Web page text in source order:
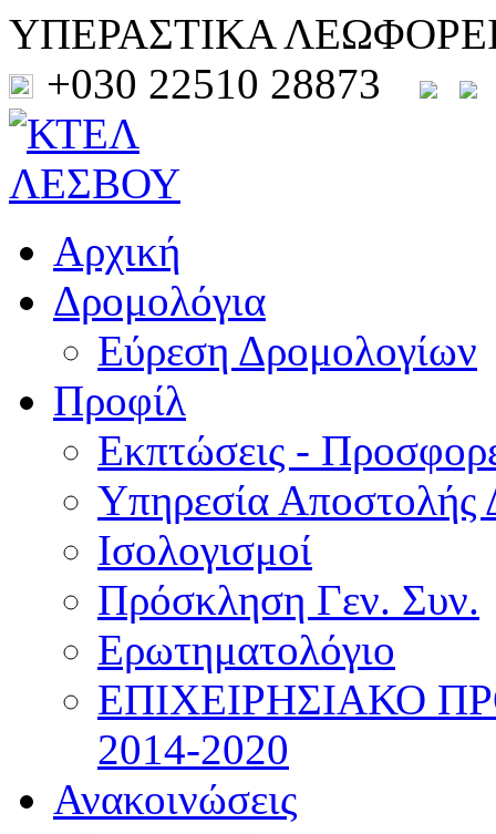
ΥΠΕΡΑΣΤΙΚΑ
+030 22510 28873
Αρχική
Δρομολόγια
Εύρεση Δρομολογίων
Προφίλ
Εκπτώσεις -
Υπηρεσία Αποστολής
Ισολογισμοί
Πρόσκληση Γεν. Συν.
Ερωτηματολόγιο
ΕΠΙΧΕΙΡΗΣΙΑΚΟ
2014-2020
Ανακοινώσεις